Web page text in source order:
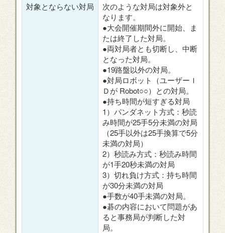
対象とならない対局
次のような対局は対象外と
なります。
●大会開催期間外に開始、ま
たは終了した対局。
●両対局者とも切断し、中断
となった対局。
●19路盤以外の対局。
●対局ロボット（ユーザーＩ
Ｄが Robot○○）との対局。
●持ち時間が短すぎる対局
1）パンダネット方式：秒読
み時間が25手5分未満の対局
（25手以外は25手換算で5分
未満の対局）
2）秒読み方式：秒読み時間
が1手20秒未満の対局
3）切れ負け方式：持ち時間
が30分未満の対局
●手数が40手未満の対局。
●碁の内容において問題があ
ると事務局が判断した対
局。